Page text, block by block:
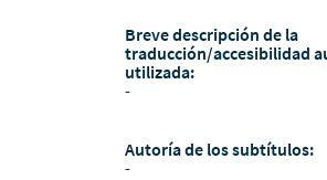
Breve descripción de la
traducción/accesibilidad
utilizada:
-
Autoría de los subtítulos:
-